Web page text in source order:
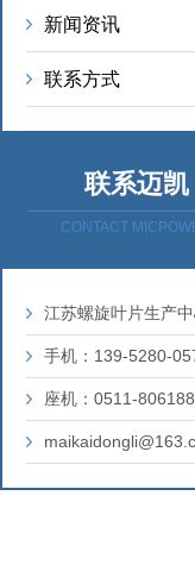
新闻资讯
联系方式
联系迈凯
CONTACT
江苏螺旋叶片生产
手机：139-5280-
座机：0511-